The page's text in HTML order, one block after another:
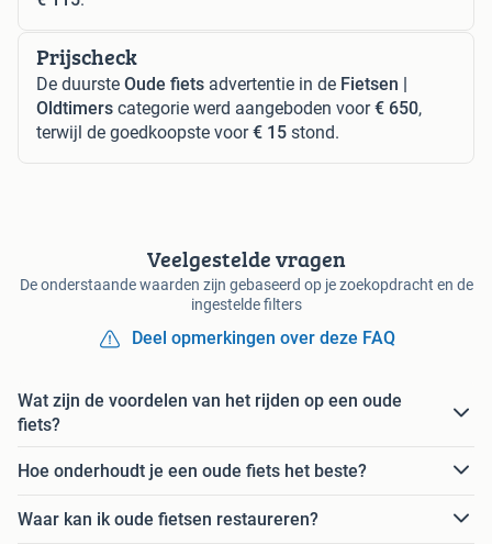
Prijscheck
De duurste Oude fiets advertentie in de Fietsen |
Oldtimers categorie werd aangeboden voor€ 650,
terwijl de goedkoopste voor€ 15 stond.
Veelgestelde vragen
De onderstaande waarden zijn gebaseerd op je zoekopdracht en de
ingestelde filters
Deel opmerkingen over deze FAQ
Wat zijn de voordelen van het rijden op een oude
fiets?
Hoe onderhoudt je een oude fiets het beste?
Waar kan ik oude fietsen restaureren?